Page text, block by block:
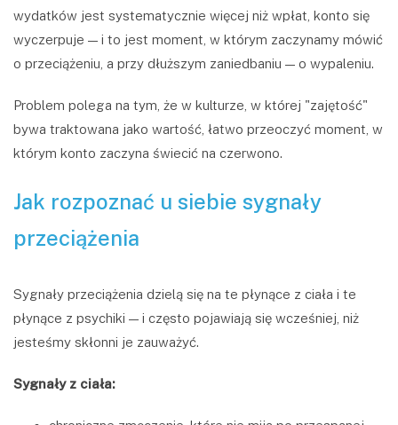
wydatków jest systematycznie więcej niż wpłat, konto się
wyczerpuje — i to jest moment, w którym zaczynamy mówić
o przeciążeniu, a przy dłuższym zaniedbaniu — o wypaleniu.
Problem polega na tym, że w kulturze, w której "zajętość"
bywa traktowana jako wartość, łatwo przeoczyć moment, w
którym konto zaczyna świecić na czerwono.
Jak rozpoznać u siebie sygnały
przeciążenia
Sygnały przeciążenia dzielą się na te płynące z ciała i te
płynące z psychiki — i często pojawiają się wcześniej, niż
jesteśmy skłonni je zauważyć.
Sygnały z ciała: